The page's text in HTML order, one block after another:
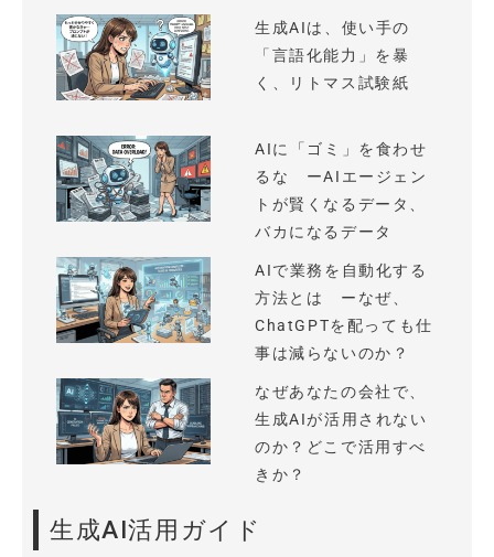
生成AIは、使い手の
「言語化能力」を暴
く、リトマス試験紙
AIに「ゴミ」を食わせ
るな ーAIエージェン
トが賢くなるデータ、
バカになるデータ
AIで業務を自動化する
方法とは ーなぜ、
ChatGPTを配っても仕
事は減らないのか？
なぜあなたの会社で、
生成AIが活用されない
のか？どこで活用すべ
きか？
生成AI活用ガイド